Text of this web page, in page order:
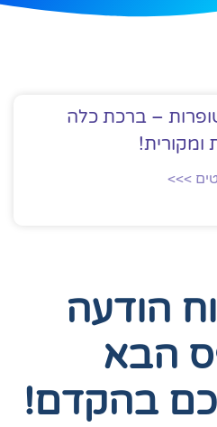
– ברכת כלה
ומקורית!
>>>
הודעה
הבא
בהקדם!